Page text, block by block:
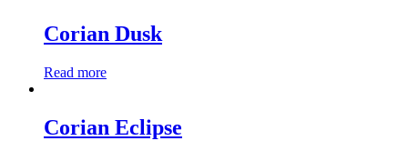
Corian Dusk
Read more
Corian Eclipse